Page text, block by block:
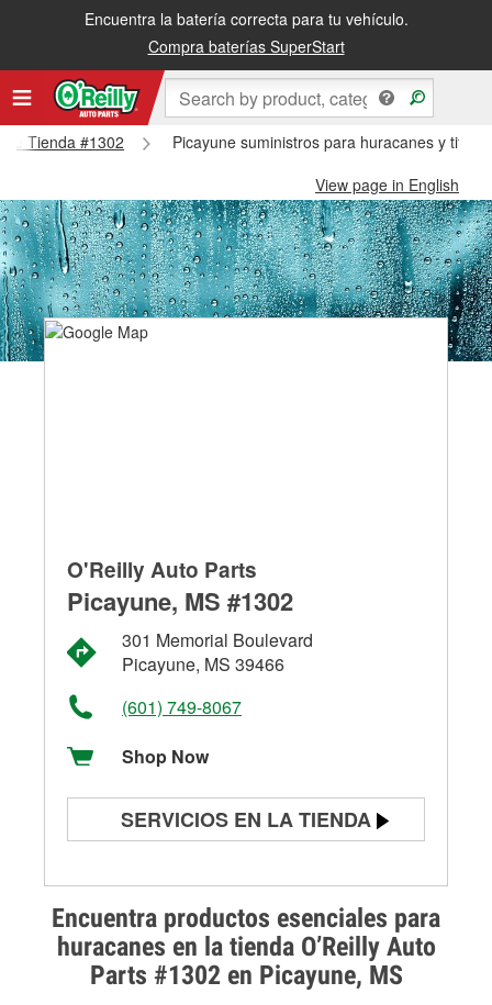
Encuentra la batería correcta para tu vehículo.
Compra baterías SuperStart
Tienda #1302
Picayune suministros para huracanes y
View page in English
Encuentra productos esenciales para
huracanes en la tienda O’Reilly Auto
Parts #1302 en Picayune, MS
O'Reilly Auto Parts
Picayune, MS #1302
301 Memorial Boulevard
Picayune, MS 39466
(601) 749-8067
Shop Now
SERVICIOS EN LA TIENDA
Prueba de alternadores y
arrancadores
Revisión de la luz "Check Engine"